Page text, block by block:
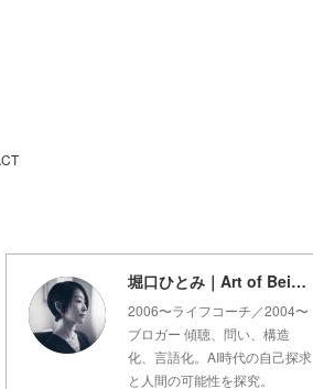
堀口ひとみ｜Art of Being Lab
2006〜ライフコーチ／2004〜
ブロガー 傾聴、問い、構造
化、言語化。AI時代の自己探求
と人間の可能性を探究。